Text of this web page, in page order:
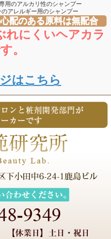
用のアルカリ性のシャンプー
アレルギー用のシャンプー
配のある原料は無配合
れにくいヘアカラ
。
はこちら